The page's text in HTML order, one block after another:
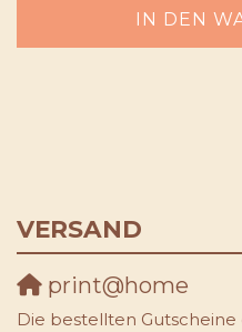
IN DEN
VERSAND
print@home
Die bestellten